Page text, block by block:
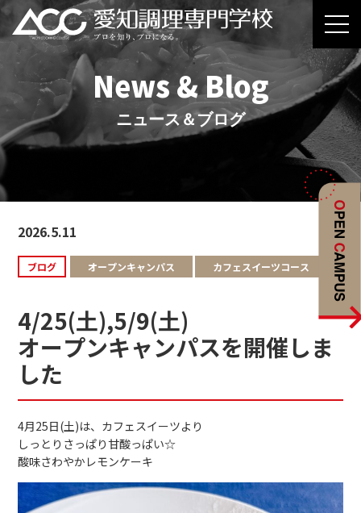
News & Blog
ニュース＆ブログ
2026.5.11
ブログ オープンキャンパス カフェスイーツコース
4/25(土),5/9(土)
オープンキャンパスを開催しま
した
4月25日(土)は、カフェスイーツより
しっとりさっぱり甘酸っぱい☆
酸味さわやかレモンケーキ